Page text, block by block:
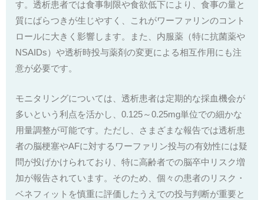
す。透析患者では食事制限や食欲低下により、食事の量と
質にばらつきが生じやすく、これがワーファリンのコント
ロールに大きく影響します。また、内服薬（特に抗菌薬や
NSAIDs）や透析時投与薬剤の変更による相互作用にも注
意が必要です。
モニタリングについては、透析患者は定期的な採血機会が
多いという利点を活かし、0.125～0.25mg単位での細かな
用量調整が可能です。ただし、さまざまな報告では透析患
者の脳梗塞やAFに対するワーファリン投与の有効性には疑
問が投げかけられており、特に高齢者での脳卒中リスク増
加が報告されています。そのため、個々の患者のリスク・
ベネフィットを慎重に評価したうえでの投与判断が重要と